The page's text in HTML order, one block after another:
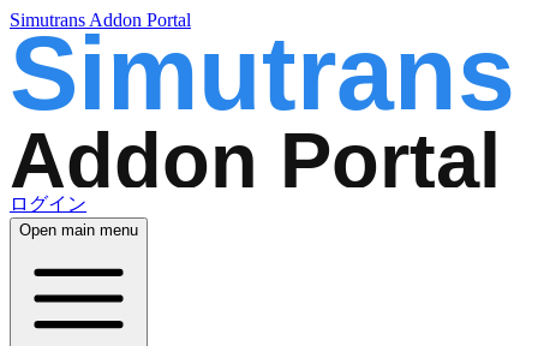
Simutrans Addon Portal
ログイン
Open main menu